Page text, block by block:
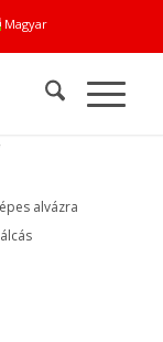
Magyar
alvázra